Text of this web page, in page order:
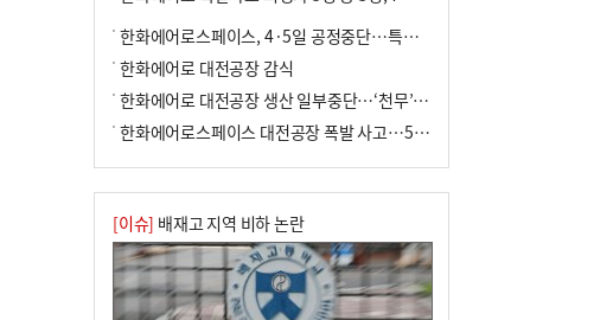
한화에어로스페이스, 4·5일 공정중단…특별 안전점검
한화에어로 대전공장 감식
한화에어로 대전공장 생산 일부중단…‘천무’ 수출 비상
한화에어로스페이스 대전공장 폭발 사고…5명 사망·2명 부상(종합)
[이슈] 배재고 지역 비하 논란